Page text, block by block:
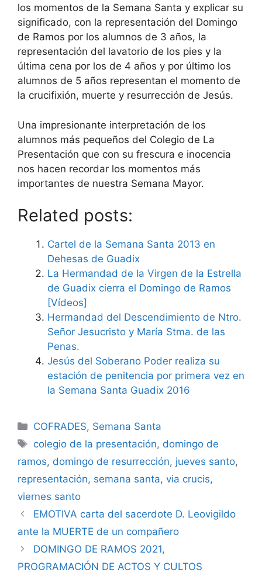
los momentos de la Semana Santa y explicar su
significado, con la representación del Domingo
de Ramos por los alumnos de 3 años, la
representación del lavatorio de los pies y la
última cena por los de 4 años y por último los
alumnos de 5 años representan el momento de
la crucifixión, muerte y resurrección de Jesús.
Una impresionante interpretación de los
alumnos más pequeños del Colegio de La
Presentación que con su frescura e inocencia
nos hacen recordar los momentos más
importantes de nuestra Semana Mayor.
Related posts:
Cartel de la Semana Santa 2013 en
Dehesas de Guadix
La Hermandad de la Virgen de la Estrella
de Guadix cierra el Domingo de Ramos
[Vídeos]
Hermandad del Descendimiento de Ntro.
Señor Jesucristo y María Stma. de las
Penas.
Jesús del Soberano Poder realiza su
estación de penitencia por primera vez en
la Semana Santa Guadix 2016
Categorías
COFRADES, Semana Santa
Etiquetas
colegio de la presentación, domingo de
ramos, domingo de resurrección, jueves santo,
representación, semana santa, via crucis,
viernes santo
EMOTIVA carta del sacerdote D. Leovigildo
ante la MUERTE de un compañero
DOMINGO DE RAMOS 2021,
PROGRAMACIÓN DE ACTOS Y CULTOS